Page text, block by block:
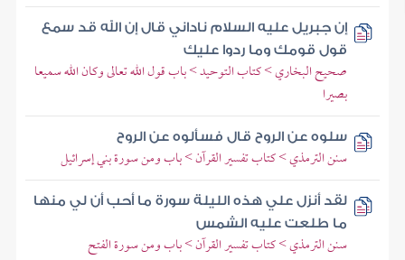
إن جبريل عليه السلام ناداني قال إن الله قد سمع
قول قومك وما ردوا عليك
صحيح البخاري > كتاب التوحيد > باب قول الله تعالى وكان الله سميعا
بصيرا
سلوه عن الروح قال فسألوه عن الروح
سنن الترمذي > كتاب تفسير القرآن > باب ومن سورة بني إسرائيل
لقد أنزل علي هذه الليلة سورة ما أحب أن لي منها
ما طلعت عليه الشمس
سنن الترمذي > كتاب تفسير القرآن > باب ومن سورة الفتح